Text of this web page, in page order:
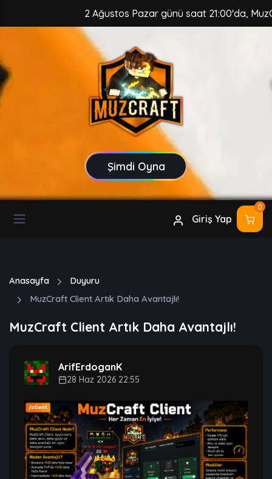
2 Ağustos Pazar günü saat 21:00'da, MuzCraft
Şimdi Oyna
Giriş Yap
0
Anasayfa
Duyuru
MuzCraft Client Artık Daha Avantajlı!
MuzCraft Client Artık Daha Avantajlı!
ArifErdoganK
28 Haz 2026 22:55